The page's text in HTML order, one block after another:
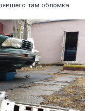
там обломка